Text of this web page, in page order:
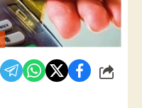
شارك